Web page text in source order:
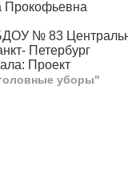
Прокофьевна
№ 83
Петербург
Проект
уборы"